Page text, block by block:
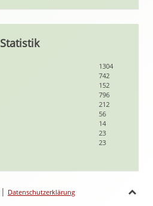
Statistik
1304
742
152
796
212
56
14
23
23
| Datenschutzerklärung